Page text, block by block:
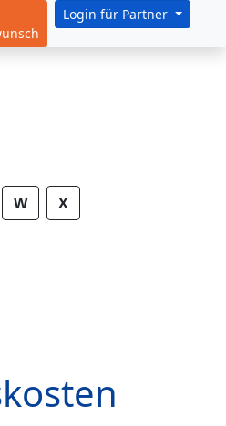
Login für Partner
W X